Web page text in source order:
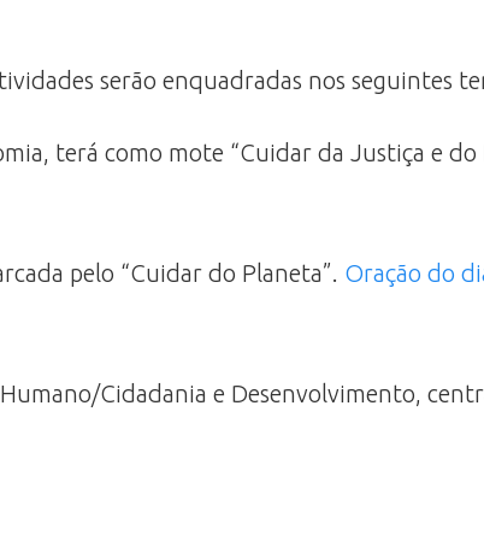
serão enquadradas nos seguintes
terá como mote “Cuidar da Justiça e do
pelo “Cuidar do Planeta”. Oração do
Cidadania e Desenvolvimento,